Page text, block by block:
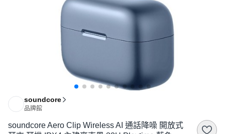
soundcore
品牌館
soundcore Aero Clip Wireless AI 通話降噪 開放式